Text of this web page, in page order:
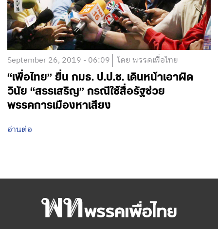
September 26, 2019 - 06:09 โดย พรรคเพื่อไทย
“เพื่อไทย”​ ยื่น กมธ. ป.ป.ช. เดินหน้าเอาผิด
วินัย “สรรเสริญ” กรณีใช้สื่อรัฐช่วย
พรรคการเมืองหาเสียง
อ่านต่อ